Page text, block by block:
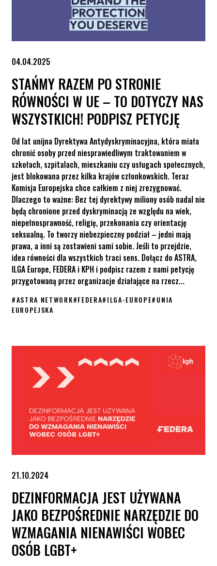
04.04.2025
STAŃMY RAZEM PO STRONIE
RÓWNOŚCI W UE – TO DOTYCZY NAS
WSZYSTKICH! PODPISZ PETYCJĘ
Od lat unijna Dyrektywa Antydyskryminacyjna, która miała
chronić osoby przed niesprawiedliwym traktowaniem w
szkołach, szpitalach, mieszkaniu czy usługach społecznych,
jest blokowana przez kilka krajów członkowskich. Teraz
Komisja Europejska chce całkiem z niej zrezygnować.
Dlaczego to ważne: Bez tej dyrektywy miliony osób nadal nie
będą chronione przed dyskryminacją ze względu na wiek,
niepełnosprawność, religię, przekonania czy orientację
seksualną. To tworzy niebezpieczny podział – jedni mają
prawa, a inni są zostawieni sami sobie. Jeśli to przejdzie,
idea równości dla wszystkich traci sens. Dołącz do ASTRA,
ILGA Europe, FEDERA i KPH i podpisz razem z nami petycję
przygotowaną przez organizacje działające na rzecz...
#ASTRA NETWORK#FEDERA#ILGA-EUROPE#UNIA
EUROPEJSKA
21.10.2024
DEZINFORMACJA JEST UŻYWANA
JAKO BEZPOŚREDNIE NARZĘDZIE DO
WZMAGANIA NIENAWIŚCI WOBEC
OSÓB LGBT+